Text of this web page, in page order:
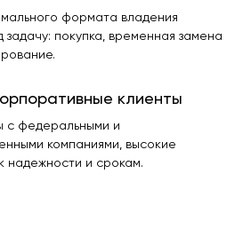
формата владения
задачу: покупка, временная замена
клиенты
с федеральными и
компаниями, высокие
надежности и срокам.